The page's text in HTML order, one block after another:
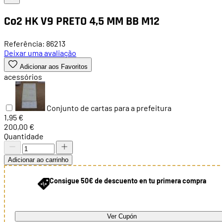
Co2 HK V9 PRETO 4,5 MM BB M12
Referência: 86213
Deixar uma avaliação
Adicionar aos Favoritos
acessórios
Conjunto de cartas para a prefeitura
1,95 €
200,00 €
Quantidade
Adicionar ao carrinho
Consigue 50€ de descuento en tu primera compra
Ver Cupón